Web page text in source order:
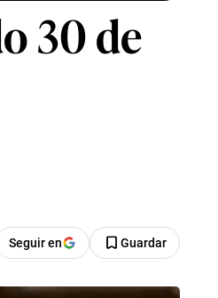
30 de
Seguir en Guardar